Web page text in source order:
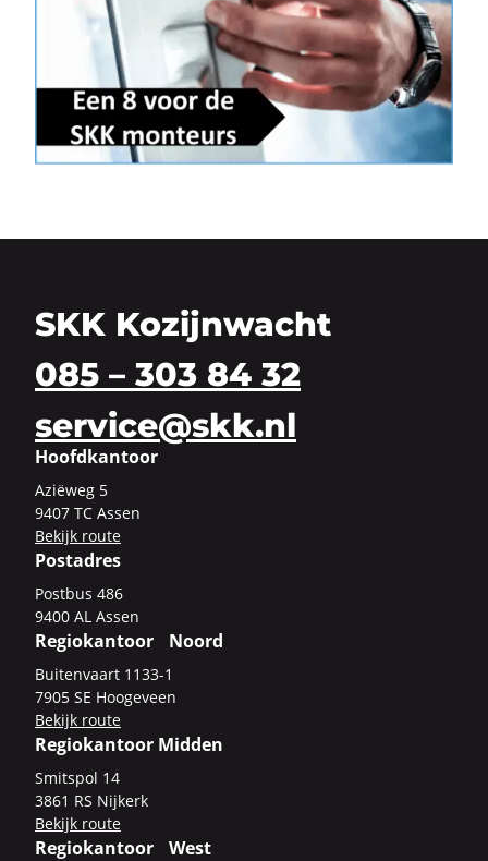
SKK Kozijnwacht
085 – 303 84 32
service@skk.nl
Hoofdkantoor
Azi­ë­weg 5
9407 TC Assen
Be­kijk route
Postadres
Post­bus 486
9400 AL Assen
Regiokantoor Noord
Bui­ten­vaart 1133-​1
7905 SE Hoo­ge­veen
Be­kijk route
Regiokantoor Midden
Smits­pol 14
3861 RS Nij­kerk
Be­kijk route
Regiokantoor West